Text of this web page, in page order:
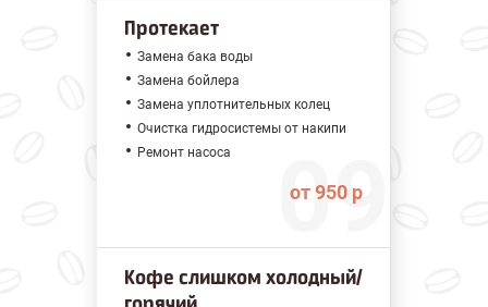
Протекает
Замена бака воды
Замена бойлера
Замена уплотнительных колец
Очистка гидросистемы от накипи
Ремонт насоса
от 950 р
Кофе слишком холодный/